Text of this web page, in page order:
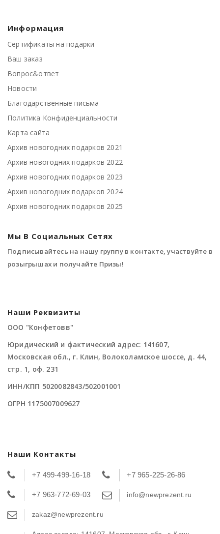
Информация
Сертификаты на подарки
Ваш заказ
Вопрос&ответ
Новости
Благодарственные письма
Политика Конфиденциальности
Карта сайта
Архив новогодних подарков 2021
Архив новогодних подарков 2022
Архив новогодних подарков 2023
Архив новогодних подарков 2024
Архив новогодних подарков 2025
Мы В Социальных Сетях
Подписывайтесь на нашу группу в контакте, участвуйте в
розыгрышах и получайте Призы!
Наши Реквизиты
ООО "Конфетовв"
Юридический и фактический адрес: 141607,
Московская обл., г. Клин, Волоколамское шоссе, д. 44,
стр. 1, оф. 231
ИНН/КПП 5020082843/502001001
ОГРН 1175007009627
Наши Контакты
+7 499-499-16-18 +7 965-225-26-86
+7 963-772-69-03 info@newprezent.ru
zakaz@newprezent.ru